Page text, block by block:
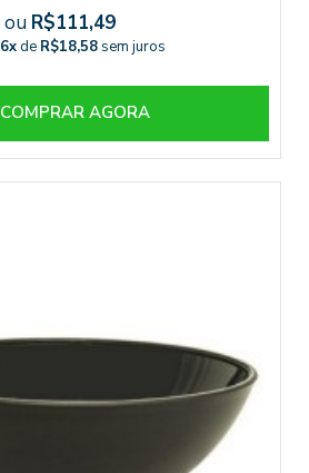
ou R$111,49
6xde R$18,58 sem juros
COMPRAR AGORA